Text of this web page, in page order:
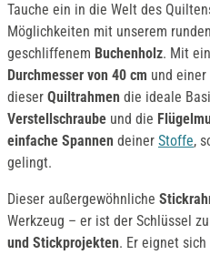
Tauche ein in die Welt des
Möglichkeiten mit unserem runden
geschliffenem Buchenholz. Mit
Durchmesser von 40 cm und einer
dieser Quiltrahmen die ideale
Verstellschraube und die
einfache Spannen deiner Stoffe,
gelingt.
Dieser außergewöhnliche
Werkzeug – er ist der Schlüssel
und Stickprojekten. Er eignet